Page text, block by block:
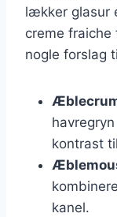
lækker glasur
creme fraiche
nogle forslag
kontrast
kanel.